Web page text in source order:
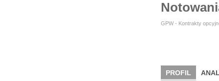
GPW - Kontrakty
PROFIL